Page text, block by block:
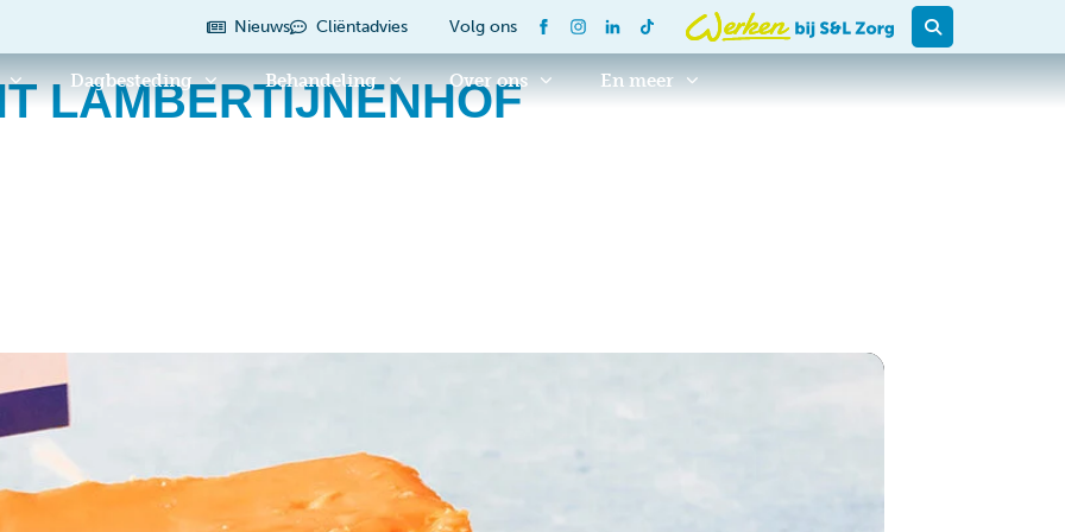
Nieuws Cliëntadvies Volg ons
Dagbesteding Behandeling Over ons En meer
LAMBERTIJNENHOF